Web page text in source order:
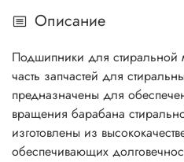
Описание
Подшипники для стиральной
часть запчастей для
предназначены для
вращения барабана
изготовлены из
обеспечивающих